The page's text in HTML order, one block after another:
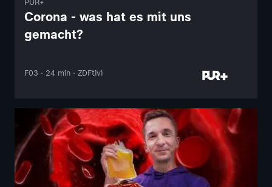
PUR+
Corona - was hat es mit uns
gemacht?
F03 · 24 min · ZDFtivi